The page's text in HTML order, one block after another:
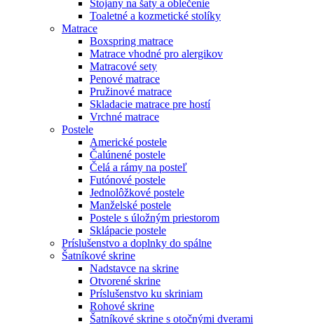
Stojany na šaty a oblečenie
Toaletné a kozmetické stolíky
Matrace
Boxspring matrace
Matrace vhodné pro alergikov
Matracové sety
Penové matrace
Pružinové matrace
Skladacie matrace pre hostí
Vrchné matrace
Postele
Americké postele
Čalúnené postele
Čelá a rámy na posteľ
Futónové postele
Jednolôžkové postele
Manželské postele
Postele s úložným priestorom
Sklápacie postele
Príslušenstvo a doplnky do spálne
Šatníkové skrine
Nadstavce na skrine
Otvorené skrine
Príslušenstvo ku skriniam
Rohové skrine
Šatníkové skrine s otočnými dverami